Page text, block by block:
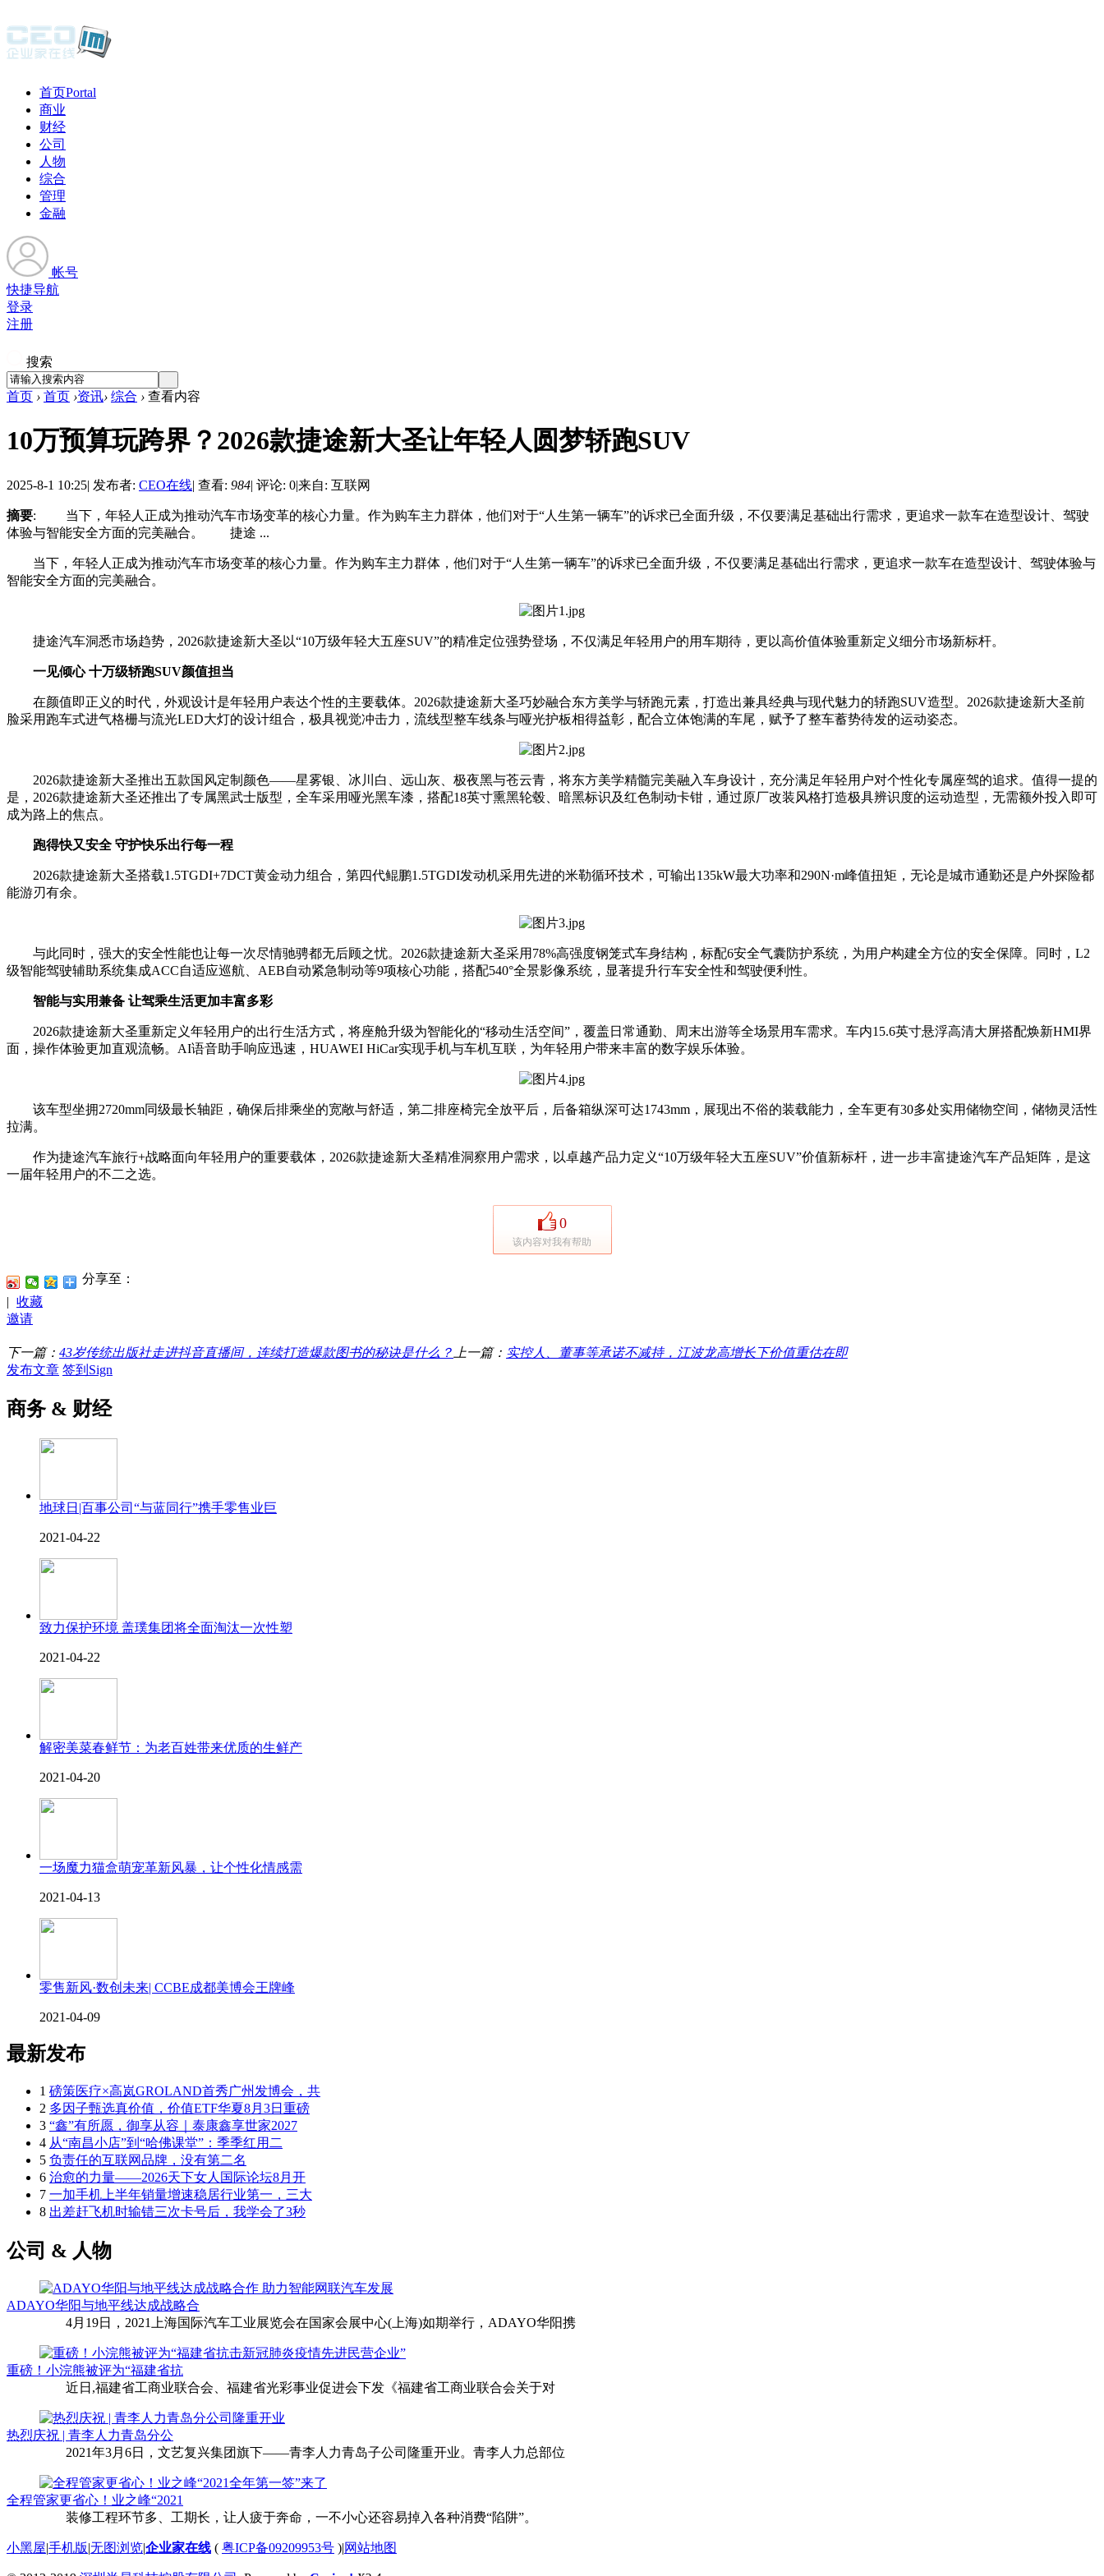
首页Portal
商业
财经
公司
人物
综合
管理
金融
帐号
快捷导航
登录
注册
搜索
首页 › 首页 ›资讯› 综合 › 查看内容
10万预算玩跨界？2026款捷途新大圣让年轻人圆梦轿跑SUV
2025-8-1 10:25| 发布者: CEO在线| 查看: 984| 评论: 0|来自: 互联网
摘要: 当下，年轻人正成为推动汽车市场变革的核心力量。作为购车主力群体，他们对于“人生第一辆车”的诉求已全面升级，不仅要满足基础出行需求，更追求一款车在造型设计、驾驶
体验与智能安全方面的完美融合。 捷途 ...
当下，年轻人正成为推动汽车市场变革的核心力量。作为购车主力群体，他们对于“人生第一辆车”的诉求已全面升级，不仅要满足基础出行需求，更追求一款车在造型设计、驾驶体验与
智能安全方面的完美融合。
捷途汽车洞悉市场趋势，2026款捷途新大圣以“10万级年轻大五座SUV”的精准定位强势登场，不仅满足年轻用户的用车期待，更以高价值体验重新定义细分市场新标杆。
一见倾心 十万级轿跑SUV颜值担当
在颜值即正义的时代，外观设计是年轻用户表达个性的主要载体。2026款捷途新大圣巧妙融合东方美学与轿跑元素，打造出兼具经典与现代魅力的轿跑SUV造型。2026款捷途新大圣前
脸采用跑车式进气格栅与流光LED大灯的设计组合，极具视觉冲击力，流线型整车线条与哑光护板相得益彰，配合立体饱满的车尾，赋予了整车蓄势待发的运动姿态。
2026款捷途新大圣推出五款国风定制颜色——星雾银、冰川白、远山灰、极夜黑与苍云青，将东方美学精髓完美融入车身设计，充分满足年轻用户对个性化专属座驾的追求。值得一提的
是，2026款捷途新大圣还推出了专属黑武士版型，全车采用哑光黑车漆，搭配18英寸熏黑轮毂、暗黑标识及红色制动卡钳，通过原厂改装风格打造极具辨识度的运动造型，无需额外投入即可
成为路上的焦点。
跑得快又安全 守护快乐出行每一程
2026款捷途新大圣搭载1.5TGDI+7DCT黄金动力组合，第四代鲲鹏1.5TGDI发动机采用先进的米勒循环技术，可输出135kW最大功率和290N·m峰值扭矩，无论是城市通勤还是户外探险都
能游刃有余。
与此同时，强大的安全性能也让每一次尽情驰骋都无后顾之忧。2026款捷途新大圣采用78%高强度钢笼式车身结构，标配6安全气囊防护系统，为用户构建全方位的安全保障。同时，L2
级智能驾驶辅助系统集成ACC自适应巡航、AEB自动紧急制动等9项核心功能，搭配540°全景影像系统，显著提升行车安全性和驾驶便利性。
智能与实用兼备 让驾乘生活更加丰富多彩
2026款捷途新大圣重新定义年轻用户的出行生活方式，将座舱升级为智能化的“移动生活空间”，覆盖日常通勤、周末出游等全场景用车需求。车内15.6英寸悬浮高清大屏搭配焕新HMI界
面，操作体验更加直观流畅。AI语音助手响应迅速，HUAWEI HiCar实现手机与车机互联，为年轻用户带来丰富的数字娱乐体验。
该车型坐拥2720mm同级最长轴距，确保后排乘坐的宽敞与舒适，第二排座椅完全放平后，后备箱纵深可达1743mm，展现出不俗的装载能力，全车更有30多处实用储物空间，储物灵活性
拉满。
作为捷途汽车旅行+战略面向年轻用户的重要载体，2026款捷途新大圣精准洞察用户需求，以卓越产品力定义“10万级年轻大五座SUV”价值新标杆，进一步丰富捷途汽车产品矩阵，是这
一届年轻用户的不二之选。
0
该内容对我有帮助
分享至：
| 收藏
邀请
下一篇： 43岁传统出版社走进抖音直播间，连续打造爆款图书的秘诀是什么？ 上一篇： 实控人、董事等承诺不减持，江波龙高增长下价值重估在即
发布文章 签到Sign
商务 & 财经
地球日|百事公司“与蓝同行”携手零售业巨
2021-04-22
致力保护环境 盖璞集团将全面淘汰一次性塑
2021-04-22
解密美菜春鲜节：为老百姓带来优质的生鲜产
2021-04-20
一场魔力猫盒萌宠革新风暴，让个性化情感需
2021-04-13
零售新风·数创未来| CCBE成都美博会王牌峰
2021-04-09
最新发布
1 磅策医疗×高岚GROLAND首秀广州发博会，共
2 多因子甄选真价值，价值ETF华夏8月3日重磅
3 “鑫”有所愿，御享从容｜泰康鑫享世家2027
4 从“南昌小店”到“哈佛课堂”：季季红用二
5 负责任的互联网品牌，没有第二名
6 治愈的力量——2026天下女人国际论坛8月开
7 一加手机上半年销量增速稳居行业第一，三大
8 出差赶飞机时输错三次卡号后，我学会了3秒
公司 & 人物
ADAYO华阳与地平线达成战略合
4月19日，2021上海国际汽车工业展览会在国家会展中心(上海)如期举行，ADAYO华阳携
重磅！小浣熊被评为“福建省抗
近日,福建省工商业联合会、福建省光彩事业促进会下发《福建省工商业联合会关于对
热烈庆祝 | 青李人力青岛分公
2021年3月6日，文艺复兴集团旗下——青李人力青岛子公司隆重开业。青李人力总部位
全程管家更省心！业之峰“2021
装修工程环节多、工期长，让人疲于奔命，一不小心还容易掉入各种消费“陷阱”。
小黑屋|手机版|无图浏览|企业家在线 ( 粤ICP备09209953号 )|网站地图